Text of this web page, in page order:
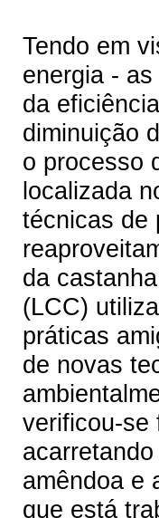
Tendo em
energia -
da
diminuição
o processo
localizada
técnicas de
da
(LCC)
práticas
de novas
verificou-se
amêndoa e
que está